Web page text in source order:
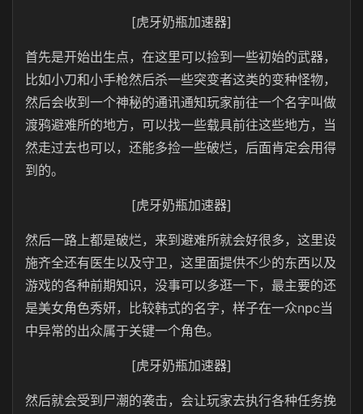
[虎牙奶瓶加速器]
首先是开始出生点，在这里可以捡到一些初始的武器，
比如小刀和小手枪然后杀一些突变者这类的变种怪物，
然后会收到一个神秘的通讯通知玩家前往一个名字叫做
渡鸦避难所的地方，可以找一些载具前往这些地方，当
然走过去也可以，还能多捡一些破烂，后面肯定会用得
到的。
[虎牙奶瓶加速器]
然后一路上都是破烂，来到避难所就会好很多，这里设
施齐全还有医生以及守卫，这里面提供不少的东西以及
游戏的各种前期知识，没事可以多逛一下，最主要的还
是美女角色秀妍，比较韩式的名字，样子在一众npc当
中异常的出众属于关键一个角色。
[虎牙奶瓶加速器]
然后就会受到尸潮的袭击，会让玩家去执行各种任务挽